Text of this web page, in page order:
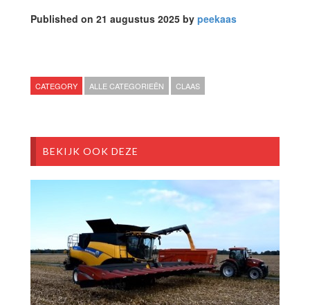
Published on 21 augustus 2025 by peekaas
CATEGORY ALLE CATEGORIEËN CLAAS
BEKIJK OOK DEZE